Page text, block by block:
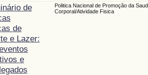
de
de
e Lazer:
e
Politica Nacional de Promoção da
Corporal/Atividade Fisica